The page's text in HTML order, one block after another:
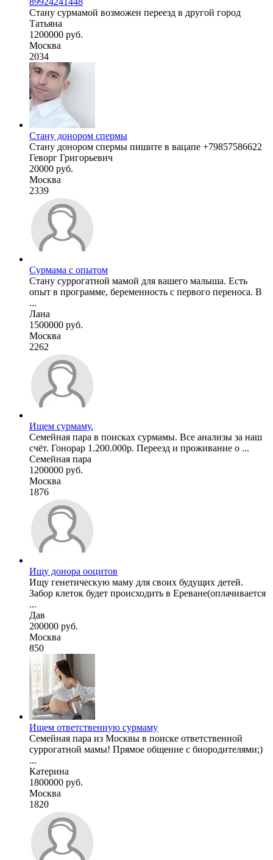
Стану сурмамой возможен переезд в другой город
Татьяна
1200000 руб.
Москва
2034
Стану донором спермы
Стану донором спермы пишите в вацапе +79857586622
Геворг Григорьевич
20000 руб.
Москва
2339
Сурмама с опытом
Стану суррогатной мамой для вашего малыша. Есть
опыт в программе, беременность с первого переноса. В
...
Лана
1500000 руб.
Москва
2262
Ищем сурмаму.
Семейная пара в поисках сурмамы. Все анализы за наш
счёт. Гонорар 1.200.000р. Переезд и проживание о ...
Семейная пара
1200000 руб.
Москва
1876
Ищу донора ооцитов
Ищу генетическую маму для своих будущих детей.
Забор клеток будет происходить в Ереване(оплачивается
...
Дав
200000 руб.
Москва
850
Ищем ответственную сурмаму
Семейная пара из Москвы в поиске ответственной
суррогатной мамы! Прямое общение с биородителями;)
...
Катерина
1800000 руб.
Москва
1820